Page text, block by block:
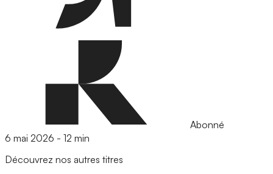
Abonné
6 mai 2026 - 12 min
Découvrez nos autres titres